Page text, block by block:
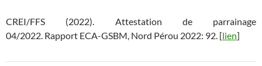
CREI/FFS (2022). Attestation de parrainage
04/2022. Rapport ECA-GSBM, Nord Pérou 2022: 92. [lien]